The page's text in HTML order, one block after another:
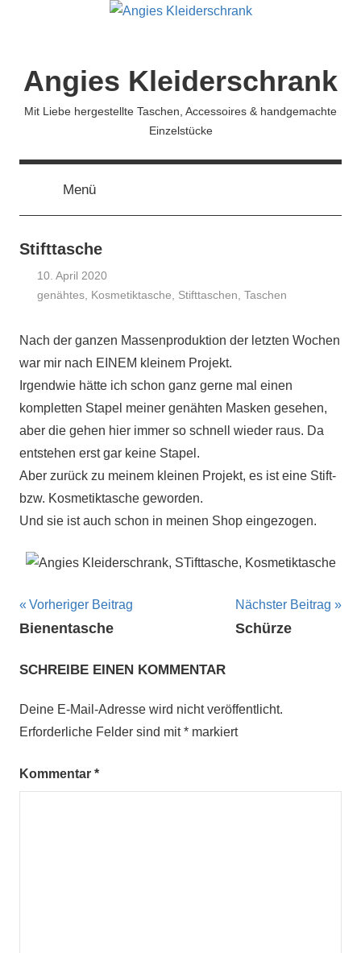
Angies Kleiderschrank
Mit Liebe hergestellte Taschen, Accessoires & handgemachte
Einzelstücke
Menü
Stifttasche
10. April 2020
Angela
genähtes Kosmetiktasche Stifttaschen ,Taschen
Nach der ganzen Massenproduktion der letzten Wochen
war mir nach EINEM kleinem Projekt.
Irgendwie hätte ich schon ganz gerne mal einen
kompletten Stapel meiner genähten Masken gesehen,
aber die gehen hier immer so schnell wieder raus. Da
entstehen erst gar keine Stapel.
Aber zurück zu meinem kleinen Projekt, es ist eine Stift-
bzw. Kosmetiktasche geworden.
Und sie ist auch schon in meinen Shop eingezogen.
Beitragsnavigation
Vorheriger Beitrag
Bienentasche
Nächster Beitrag
Schürze
SCHREIBE EINEN KOMMENTAR
Deine E-Mail-Adresse wird nicht veröffentlicht.
Erforderliche Felder sind mit* markiert
Kommentar *